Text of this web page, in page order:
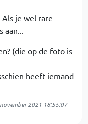
je wel rare
aan...
(die op de foto is
heeft iemand
2021 18:55:07